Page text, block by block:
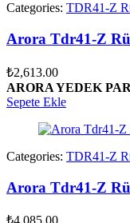
Categories: TDR41-Z
Arora Tdr41-Z
₺2,613.00
ARORA YEDEK
Sepete Ekle
Categories: TDR41-Z
Arora Tdr41-Z